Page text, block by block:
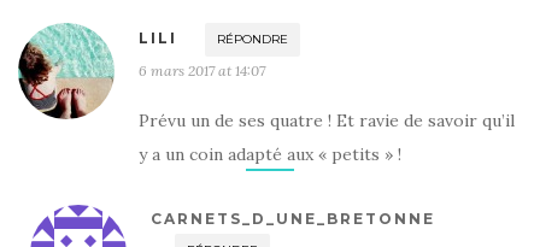
LILI RÉPONDRE
6 mars 2017 at 14:07
Prévu un de ses quatre ! Et ravie de savoir qu’il
y a un coin adapté aux « petits » !
CARNETS_D_UNE_BRETONNE